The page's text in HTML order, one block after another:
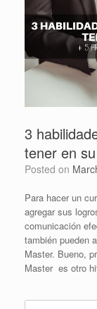
3
tener en
Posted on
Para hacer un
agregar sus
comunicación
también pueden
Master. Bueno,
Master es otro
Search